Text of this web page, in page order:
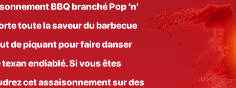
BBQ branché Pop ‘n’
toute la saveur du barbecue
de piquant pour faire danser
endiablé. Si vous êtes
cet assaisonnement sur des